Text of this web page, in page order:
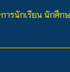
ารนักเรียน นักศึก